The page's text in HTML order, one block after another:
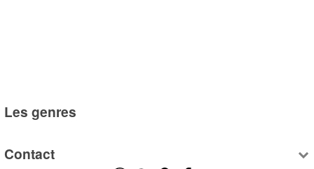
Les genres
Contact